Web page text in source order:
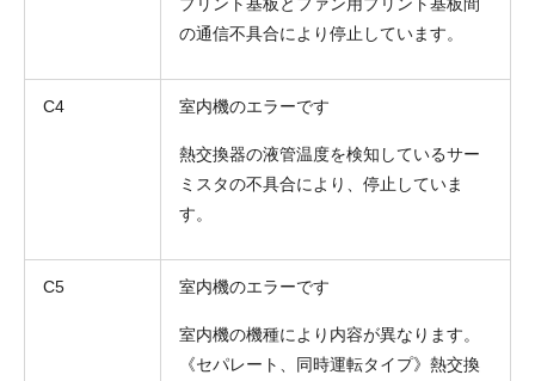
の通信不具合により停止しています。
C4 室内機のエラーです
熱交換器の液管温度を検知しているサー
ミスタの不具合により、停止していま
す。
C5 室内機のエラーです
室内機の機種により内容が異なります。
《セパレート、同時運転タイプ》熱交換